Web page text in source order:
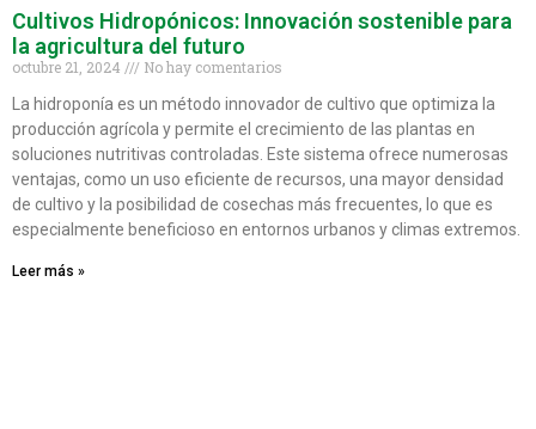
Cultivos Hidropónicos: Innovación sostenible para
la agricultura del futuro
octubre 21, 2024
No hay comentarios
La hidroponía es un método innovador de cultivo que optimiza la
producción agrícola y permite el crecimiento de las plantas en
soluciones nutritivas controladas. Este sistema ofrece numerosas
ventajas, como un uso eficiente de recursos, una mayor densidad
de cultivo y la posibilidad de cosechas más frecuentes, lo que es
especialmente beneficioso en entornos urbanos y climas extremos.
Leer más »